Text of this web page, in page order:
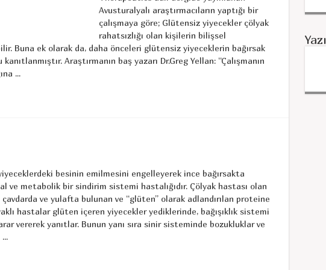
Avusturalyalı araştırmacıların yaptığı bir
çalışmaya göre; Glütensiz yiyecekler çölyak
rahatsızlığı olan kişilerin bilişsel
Buna ek olarak da, daha önceleri glütensiz yiyeceklerin bağırsak
Araştırmanın baş yazarı Dr.Greg Yellan: “Çalışmanın
...
yiyeceklerdeki besinin emilmesini engelleyerek ince bağırsakta
ve metabolik bir sindirim sistemi hastalığıdır. Çölyak hastası olan
ve yulafta bulunan ve “glüten” olarak adlandırılan proteine
hastalar glüten içeren yiyecekler yediklerinde, bağışıklık sistemi
vererek yanıtlar. Bunun yanı sıra sinir sisteminde bozukluklar ve
Yazı